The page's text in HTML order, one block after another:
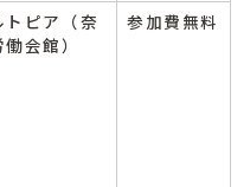
トピア（奈
会館）
参加費無料